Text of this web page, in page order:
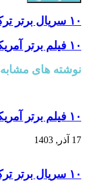
۱۰ سریال برتر ترکی
۱۰ فیلم برتر آمریکایی
نوشته های مشابه
۱۰ فیلم برتر آمریکایی
17 آذر, 1403
۱۰ سریال برتر ترکی